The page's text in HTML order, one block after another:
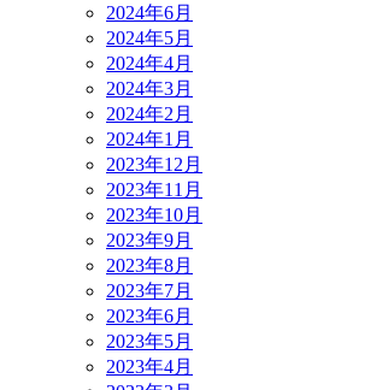
2024年6月
2024年5月
2024年4月
2024年3月
2024年2月
2024年1月
2023年12月
2023年11月
2023年10月
2023年9月
2023年8月
2023年7月
2023年6月
2023年5月
2023年4月